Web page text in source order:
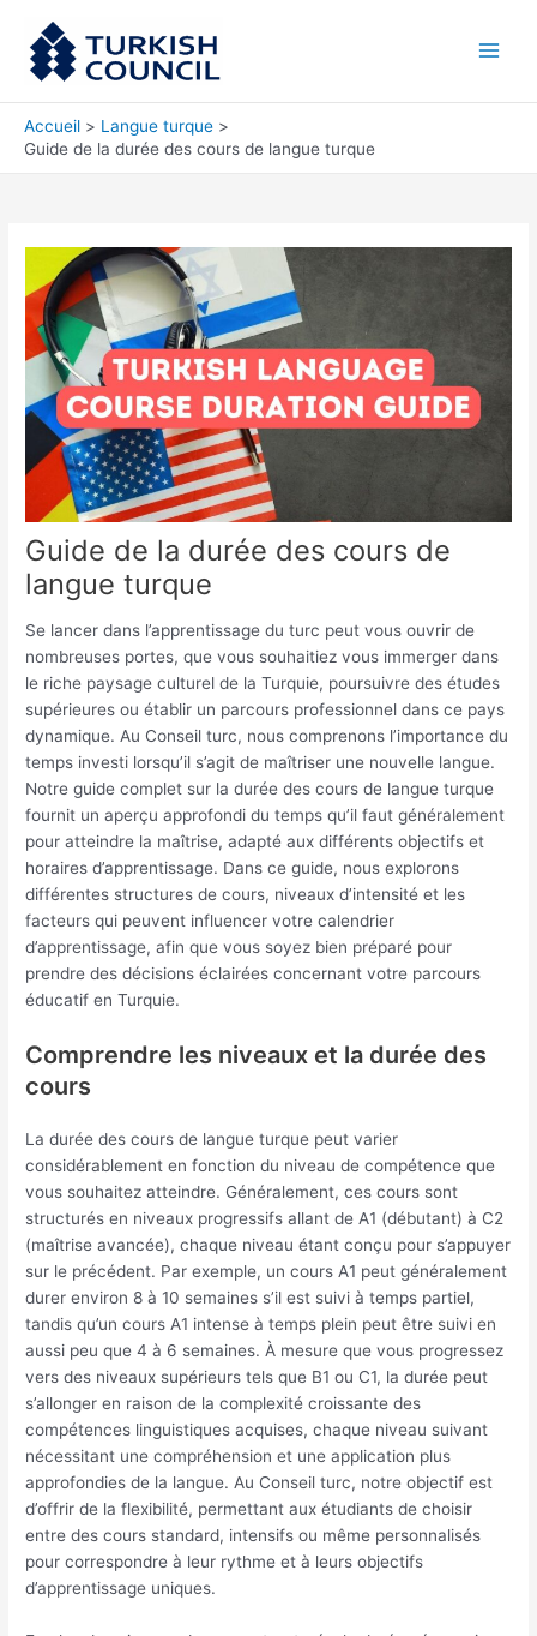
contenu
Accueil
Langue turque
Guide de la durée des cours de langue turque
Guide de la durée des cours de
langue turque
Se lancer dans l’apprentissage du turc peut vous ouvrir de
nombreuses portes, que vous souhaitiez vous immerger dans
le riche paysage culturel de la Turquie, poursuivre des études
supérieures ou établir un parcours professionnel dans ce pays
dynamique. Au Conseil turc, nous comprenons l’importance du
temps investi lorsqu’il s’agit de maîtriser une nouvelle langue.
Notre guide complet sur la durée des cours de langue turque
fournit un aperçu approfondi du temps qu’il faut généralement
pour atteindre la maîtrise, adapté aux différents objectifs et
horaires d’apprentissage. Dans ce guide, nous explorons
différentes structures de cours, niveaux d’intensité et les
facteurs qui peuvent influencer votre calendrier
d’apprentissage, afin que vous soyez bien préparé pour
prendre des décisions éclairées concernant votre parcours
éducatif en Turquie.
Comprendre les niveaux et la durée des
cours
La durée des cours de langue turque peut varier
considérablement en fonction du niveau de compétence que
vous souhaitez atteindre. Généralement, ces cours sont
structurés en niveaux progressifs allant de A1 (débutant) à C2
(maîtrise avancée), chaque niveau étant conçu pour s’appuyer
sur le précédent. Par exemple, un cours A1 peut généralement
durer environ 8 à 10 semaines s’il est suivi à temps partiel,
tandis qu’un cours A1 intense à temps plein peut être suivi en
aussi peu que 4 à 6 semaines. À mesure que vous progressez
vers des niveaux supérieurs tels que B1 ou C1, la durée peut
s’allonger en raison de la complexité croissante des
compétences linguistiques acquises, chaque niveau suivant
nécessitant une compréhension et une application plus
approfondies de la langue. Au Conseil turc, notre objectif est
d’offrir de la flexibilité, permettant aux étudiants de choisir
entre des cours standard, intensifs ou même personnalisés
pour correspondre à leur rythme et à leurs objectifs
d’apprentissage uniques.